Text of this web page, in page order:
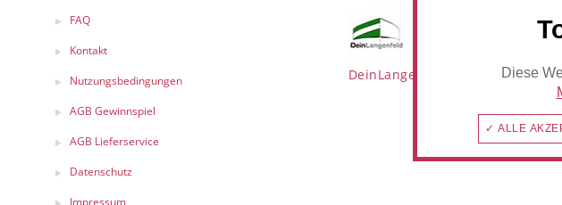
FAQ
Kontakt
Nutzungsbedingungen
AGB Gewinnspiel
AGB Lieferservice
Datenschutz
Impressum
DeinLangenfeld
Diese
✓ ALLE